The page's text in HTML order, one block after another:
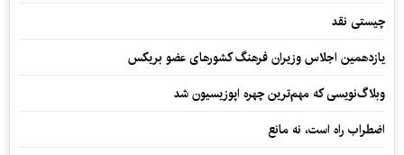
چیستی نقد
یازدهمین اجلاس وزیران فرهنگ کشورهای عضو بریکس
وبلاگ‌نویسی که مهم‌ترین چهره اپوزیسیون شد
اضطراب راه است، نه مانع